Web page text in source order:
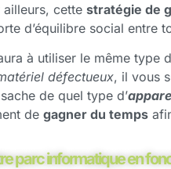
ailleurs, cette stratégie de
d’équilibre social entre
à utiliser le même type
défectueux, il vous
de quel type d’
de gagner du temps
parc informatique en